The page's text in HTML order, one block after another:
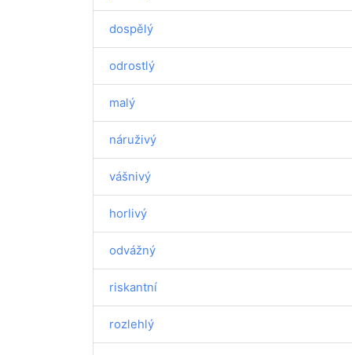
dospělý
odrostlý
malý
náruživý
vášnivý
horlivý
odvážný
riskantní
rozlehlý